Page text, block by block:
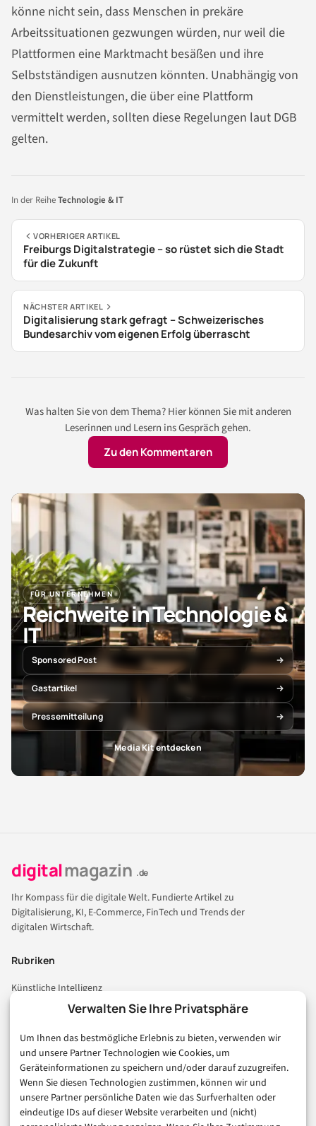
Verwalten Sie Ihre Privatsphäre
Um Ihnen das bestmögliche Erlebnis zu bieten, verwenden wir
und unsere Partner Technologien wie Cookies, um
Geräteinformationen zu speichern und/oder darauf zuzugreifen.
Wenn Sie diesen Technologien zustimmen, können wir und
unsere Partner persönliche Daten wie das Surfverhalten oder
eindeutige IDs auf dieser Website verarbeiten und (nicht)
könne nicht sein, dass Menschen in prekäre
Arbeitssituationen gezwungen würden, nur weil die
Plattformen eine Marktmacht besäßen und ihre
Selbstständigen ausnutzen könnten. Unabhängig von
den Dienstleistungen, die über eine Plattform
vermittelt werden, sollten diese Regelungen laut DGB
gelten.
In der ReiheTechnologie & IT
VORHERIGER ARTIKEL
Freiburgs Digitalstrategie – so rüstet sich die Stadt
für die Zukunft
NÄCHSTER ARTIKEL
Digitalisierung stark gefragt – Schweizerisches
Bundesarchiv vom eigenen Erfolg überrascht
Was halten Sie von dem Thema? Hier können Sie mit anderen
Leserinnen und Lesern ins Gespräch gehen.
Zu den Kommentaren
FÜR UNTERNEHMEN
Reichweite in Technologie &
IT
Sponsored Post
Gastartikel
Pressemitteilung
Media Kit entdecken
digitalmagazin .de
Ihr Kompass für die digitale Welt. Fundierte Artikel zu
Digitalisierung, KI, E-Commerce, FinTech und Trends der
digitalen Wirtschaft.
Rubriken
Künstliche Intelligenz
Technologie & IT
Consumer & Digital Life
Marketing
Finanzen & FinTech
Business & Karriere
Sicherheit & Recht